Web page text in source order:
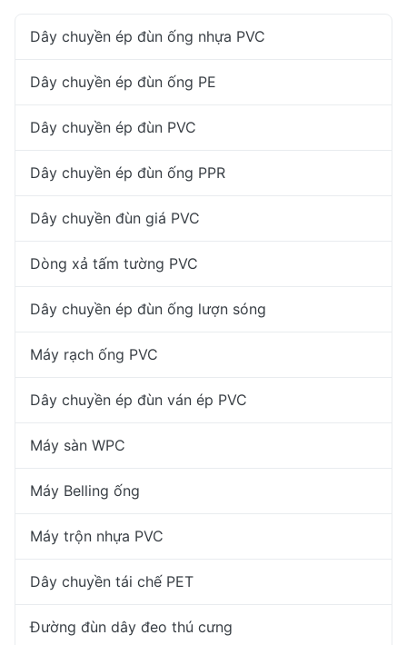
Dây chuyền ép đùn ống nhựa PVC
Dây chuyền ép đùn ống PE
Dây chuyền ép đùn PVC
Dây chuyền ép đùn ống PPR
Dây chuyền đùn giá PVC
Dòng xả tấm tường PVC
Dây chuyền ép đùn ống lượn sóng
Máy rạch ống PVC
Dây chuyền ép đùn ván ép PVC
Máy sàn WPC
Máy Belling ống
Máy trộn nhựa PVC
Dây chuyền tái chế PET
Đường đùn dây đeo thú cưng